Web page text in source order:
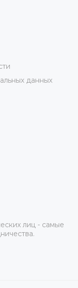
данных
лиц - самые